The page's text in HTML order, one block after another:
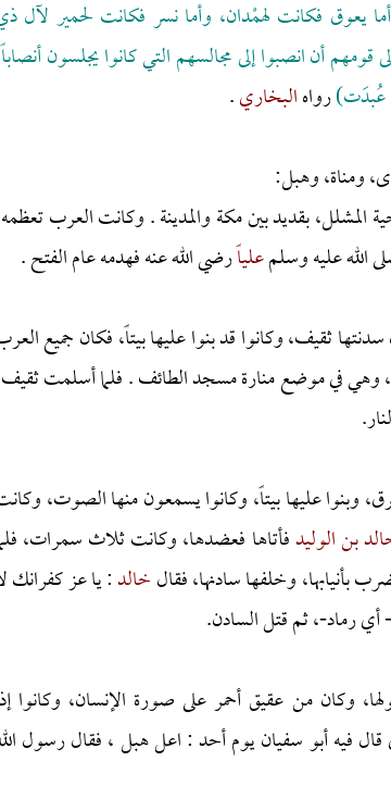
يعوق فكانت لهمْدان، وأما نسر فكانت لحمير لآل
أن انصبوا إلى مجالسهم التي كانوا يجلسون
عُبدَت)رواهالبخاري.
ومناة، وهبل:
بقديد بين مكة والمدينة . وكانت العرب
الله عليه وسلمعلياًرضي الله عنه فهدمه عام الفتح .
ثقيف، وكانوا قد بنوا عليها بيتاً، فكان جميع
وهي في موضع منارة مسجد الطائف . فلما أسلمت
عليها بيتاً، وكانوا يسمعون منها الصوت،
بن الوليدفأتاها فعضدها، وكانت ثلاث سمرات،
بأنيابها، وخلفها سادنها، فقالخالد: يا عز كفرانك
أي رماد-، ثم قتل السادن.
من عقيق أحمر على صورة الإنسان، وكانوا
فيه أبو سفيان يوم أحد : اعل هبل ، فقال رسول